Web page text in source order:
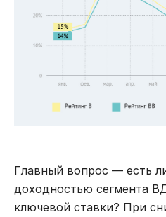
Главный вопрос — есть
доходностью сегмента
ключевой ставки? При